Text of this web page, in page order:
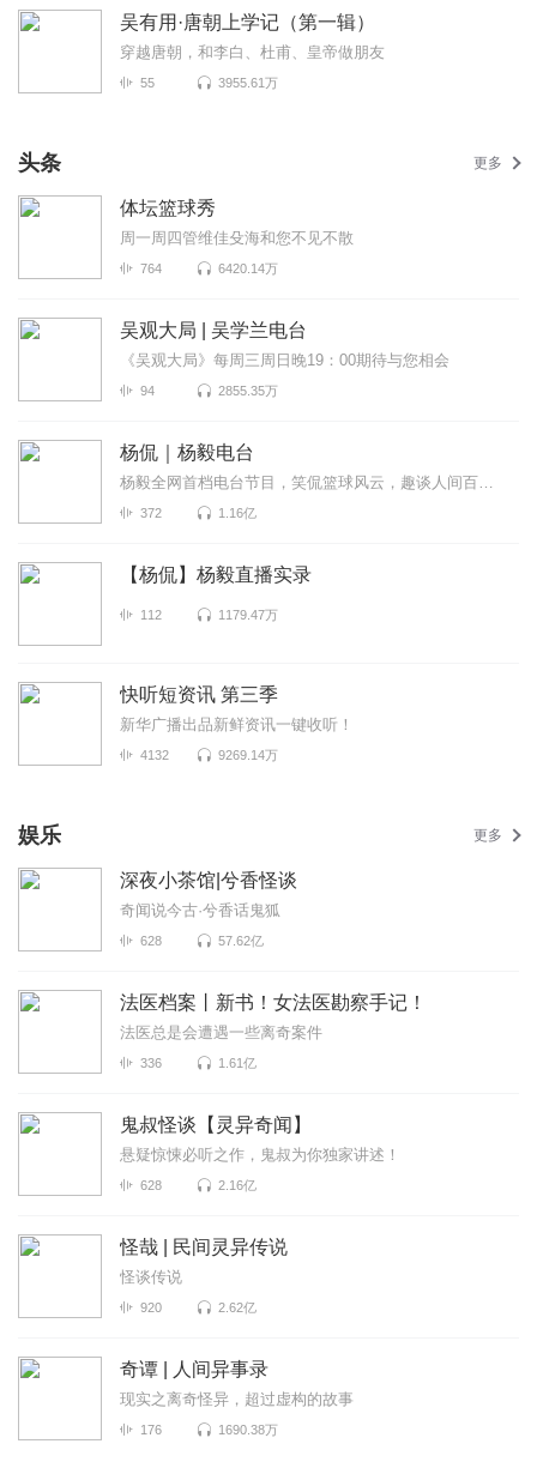
吴有用·唐朝上学记（第一辑）
穿越唐朝，和李白、杜甫、皇帝做朋友
55 3955.61万
头条 更多
体坛篮球秀
周一周四管维佳殳海和您不见不散
764 6420.14万
吴观大局 | 吴学兰电台
《吴观大局》每周三周日晚19：00期待与您相会
94 2855.35万
杨侃｜杨毅电台
杨毅全网首档电台节目，笑侃篮球风云，趣谈人间百态。在这里，你可以感受最精彩的赛事复盘，感受胜负之...
372 1.16亿
【杨侃】杨毅直播实录
112 1179.47万
快听短资讯 第三季
新华广播出品新鲜资讯一键收听！
4132 9269.14万
娱乐 更多
深夜小茶馆|兮香怪谈
奇闻说今古·兮香话鬼狐
628 57.62亿
法医档案丨新书！女法医勘察手记！
法医总是会遭遇一些离奇案件
336 1.61亿
鬼叔怪谈【灵异奇闻】
悬疑惊悚必听之作，鬼叔为你独家讲述！
628 2.16亿
怪哉 | 民间灵异传说
怪谈传说
920 2.62亿
奇谭 | 人间异事录
现实之离奇怪异，超过虚构的故事
176 1690.38万